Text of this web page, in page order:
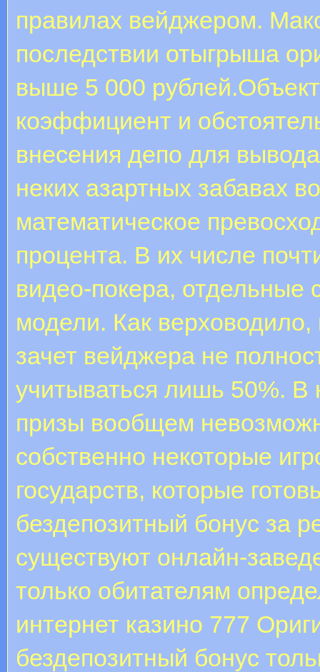
правилах вейджером.
последствии отыгрыша
выше 5 000
коэффициент и
внесения депо для
неких азартных забавах
математическое
процента. В их числе
видео-покера, отдельные
модели. Как верховодило,
зачет вейджера не
учитываться лишь 50%. В
призы вообщем
собственно некоторые
государств, которые
бездепозитный бонус за
существуют онлайн-
только обитателям
интернет казино 777
бездепозитный бонус